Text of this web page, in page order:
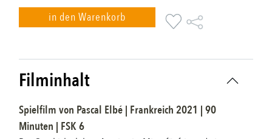
in den Warenkorb
Filminhalt
Spielfilm von Pascal Elbé | Frankreich 2021 |90
Minuten | FSK6